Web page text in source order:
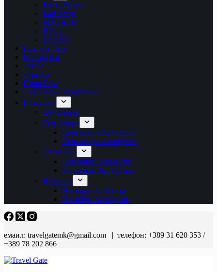
Коста Брава
Валенсија
МАЛАГА
Ибица
Мајорка
Италија Лето
Крстарења
Тунис
Турција
Црна Гора
Лазаревски Апартмани
Патувања
City Breaks
Септември
Септември Авионски
Септември Автобуски
Октомври
Октомври Авионски
Октомври Автобуски
Ноември
Ноември Авионски
Ноември Автобуски
емаил: travelgatemk@gmail.com | телефон: +389 31 620 353 /
+389 78 202 866